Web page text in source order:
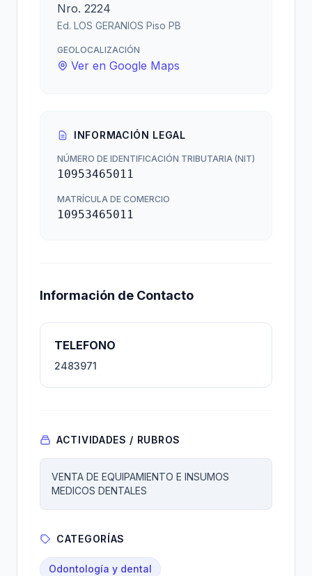
Nro. 2224
Ed. LOS GERANIOS Piso PB
GEOLOCALIZACIÓN
Ver en Google Maps
INFORMACIÓN LEGAL
NÚMERO DE IDENTIFICACIÓN TRIBUTARIA (NIT)
10953465011
MATRÍCULA DE COMERCIO
10953465011
Información de Contacto
TELEFONO
2483971
ACTIVIDADES / RUBROS
VENTA DE EQUIPAMIENTO E INSUMOS
MEDICOS DENTALES
CATEGORÍAS
Odontología y dental